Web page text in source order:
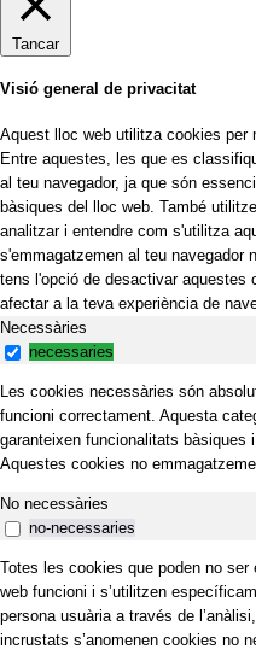
Tancar
Visió general de privacitat
Aquest lloc web utilitza cookies per
Entre aquestes, les que es
al teu navegador, ja que són
bàsiques del lloc web. També
analitzar i entendre com s'utilitza
s'emmagatzemen al teu navegador
tens l'opció de desactivar aquestes
afectar a la teva experiència de
Necessàries
necessaries
Les cookies necessàries són
funcioni correctament. Aquesta
garanteixen funcionalitats bàsiques
Aquestes cookies no
No necessàries
no-necessaries
Totes les cookies que poden no
web funcioni i s’utilitzen
persona usuària a través de
incrustats s’anomenen cookies no